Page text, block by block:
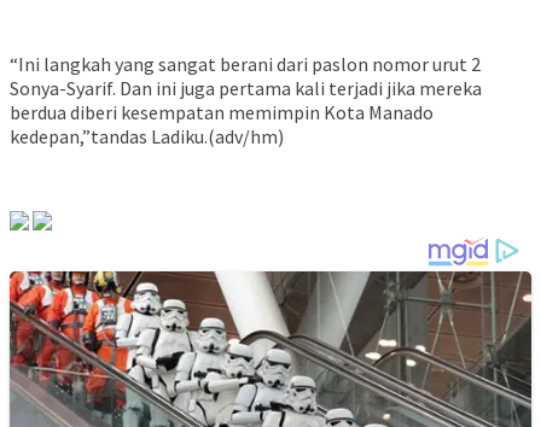
“Ini langkah yang sangat berani dari paslon nomor urut 2
Sonya-Syarif. Dan ini juga pertama kali terjadi jika mereka
berdua diberi kesempatan memimpin Kota Manado
kedepan,”tandas Ladiku.(adv/hm)